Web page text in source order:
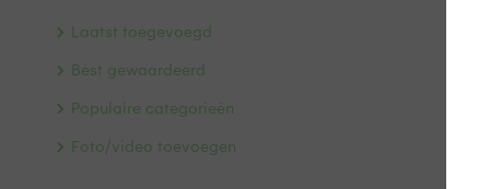
Alle
Laatst toegevoegd
Best gewaardeerd
Populaire categorieën
Foto/video toevoegen